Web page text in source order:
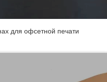
для офсетной печати